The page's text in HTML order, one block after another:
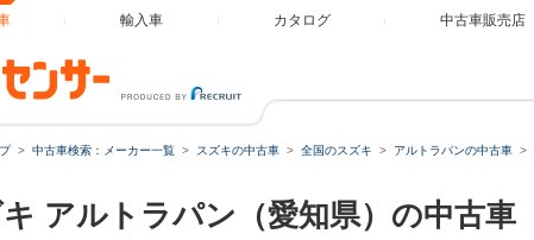
輸入車 カタログ 中古車販売店
中古車検索：メーカー一覧 スズキの中古車 全国のスズキ アルトラパンの中古車
アルトラパン（愛知県）の中古車